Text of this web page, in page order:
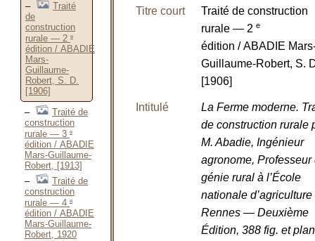
Traité
de
construction
rurale — 2 e
édition / ABADIE
Mars-
Guillaume-
Robert, S. D.
[1906]
Traité de
construction
rurale — 3 e
édition / ABADIE
Mars-Guillaume-
Robert, [1913]
Traité de
construction
rurale — 4 e
édition / ABADIE
Mars-Guillaume-
Robert, 1920
Titre court
Traité de construction
rurale — 2 e
édition / ABADIE
Guillaume-Robert, S.
[1906]
Intitulé
La Ferme moderne.
de construction rurale
M. Abadie, Ingénieur
agronome, Professeur
génie rural à l’École
nationale d’agriculture
Rennes — Deuxième
Édition, 388 fig. et